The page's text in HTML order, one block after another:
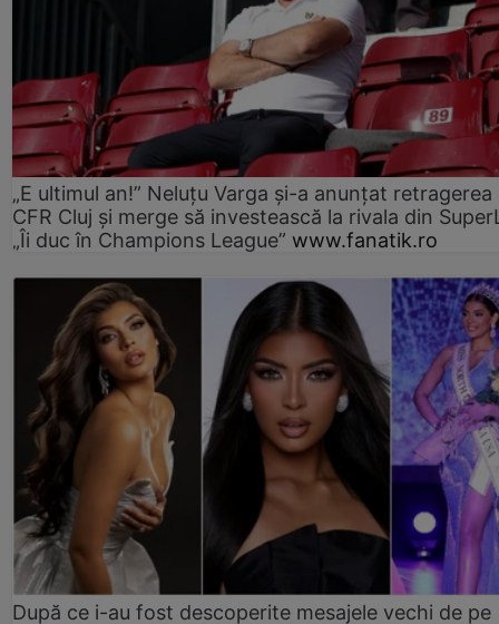
„E ultimul an!” Neluțu Varga și-a anunțat retragerea
CFR Cluj și merge să investească la rivala din
„Îi duc în Champions League” www.fanatik.ro
După ce i-au fost descoperite mesajele vechi de pe